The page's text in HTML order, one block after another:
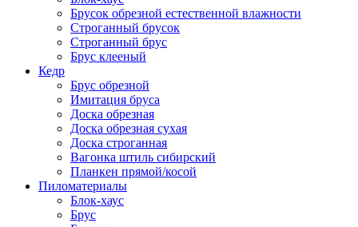
Брусок обрезной естественной влажности
Строганный брусок
Строганный брус
Брус клееный
Кедр
Брус обрезной
Имитация бруса
Доска обрезная
Доска обрезная сухая
Доска строганная
Вагонка штиль сибирский
Планкен прямой/косой
Пиломатериалы
Блок-хаус
Брус